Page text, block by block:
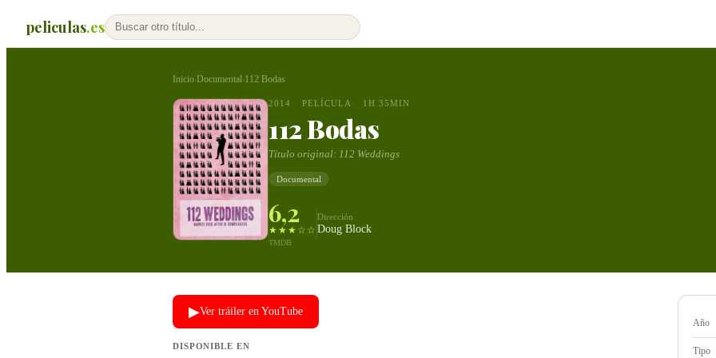
peliculas.es
Inicio›Documental›112 Bodas
2014 PELÍCULA 1H 35MIN
112 Bodas
Título original: 112 Weddings
Documental
6,2
★★★☆☆
TMDB
Dirección
Doug Block
▶Ver tráiler en YouTube
DISPONIBLE EN
Año
Tipo